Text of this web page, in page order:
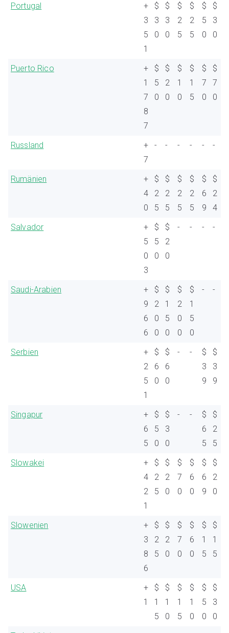
Portugal
+
3
5
1
$
3
0
$
3
0
$
2
5
$
2
5
$
5
0
$
3
0
Puerto Rico
+
1
7
8
7
$
5
0
$
2
0
$
1
0
$
1
5
$
7
0
$
7
0
Russland
+
7
- - - - - -
Rumänien
+
4
0
$
2
5
$
2
5
$
2
5
$
2
5
$
6
9
$
2
4
Salvador
+
5
0
3
$
5
0
$
2
0
- - - -
Saudi-Arabien
+
9
6
6
$
2
0
0
$
1
5
0
$
2
0
0
$
1
5
0
- -
Serbien
+
2
5
1
$
6
0
$
6
0
- -
$
3
9
$
3
9
Singapur
+
6
5
$
5
0
$
3
0
- -
$
6
5
$
2
5
Slowakei
+
4
2
1
$
2
5
$
2
0
$
7
0
$
6
0
$
6
9
$
2
0
Slowenien
+
3
8
6
$
2
5
$
2
0
$
7
0
$
6
0
$
1
5
$
1
5
USA
+
1
$
1
5
$
1
0
$
1
5
$
1
0
$
5
0
$
3
0